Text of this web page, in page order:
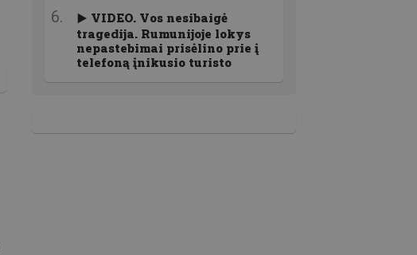
VIDEO. Vos nesibaigė
tragedija. Rumunijoje lokys
nepastebimai prisėlino prie į
telefoną įnikusio turisto